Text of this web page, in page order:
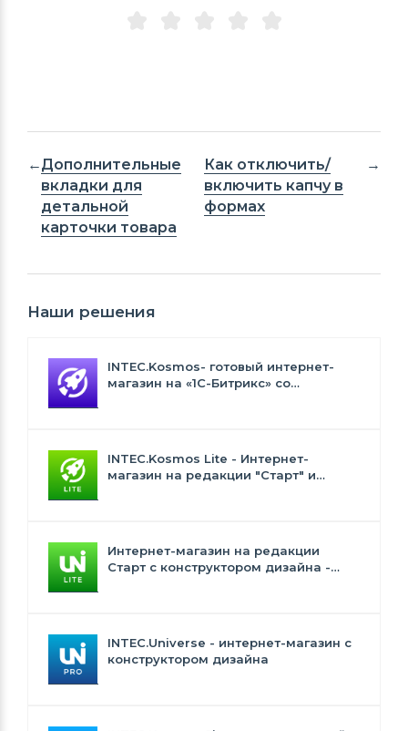
Дополнительные
вкладки для
детальной
карточки товара
Как отключить/
включить капчу в
формах
Наши решения
INTEC.Kosmos- готовый интернет-
магазин на «1С-Битрикс» со
INTEC.Kosmos Lite - Интернет-
магазин на редакции "Старт" и
Интернет-магазин на редакции
Старт с конструктором дизайна -
INTEC.Universe - интернет-магазин с
конструктором дизайна